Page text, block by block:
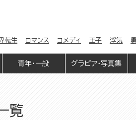
転生 ロマンス コメディ 王子 浮気
青年・一般 グラビア・写真集
覧